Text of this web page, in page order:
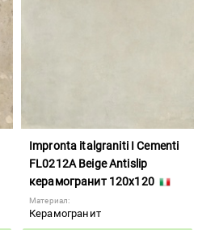
Impronta italgraniti I Cementi
FL0212A Beige Antislip
керамогранит 120x120
Материал:
Керамогранит